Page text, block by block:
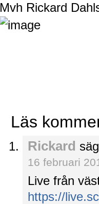
Mvh Rickard
Läs
Rickard
16 februari
Live från
https://